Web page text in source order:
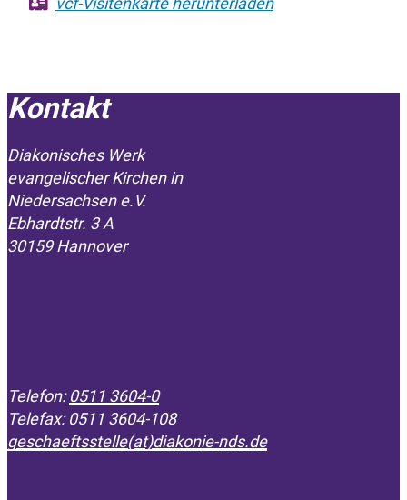
Kontakt
Diakonisches Werk
evangelischer Kirchen in
­Niedersachsen e.V.
Ebhardtstr. 3 A
30159 Hannover
Telefon:0511 3604-0
Telefax: 0511 3604-108
geschaeftsstelle(at)diakonie-nds.de